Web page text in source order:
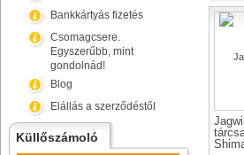
Bankkártyás fizetés
Csomagcsere.
Egyszerűbb, mint
gondolnád!
Blog
Elállás a szerződéstől
Küllőszámoló